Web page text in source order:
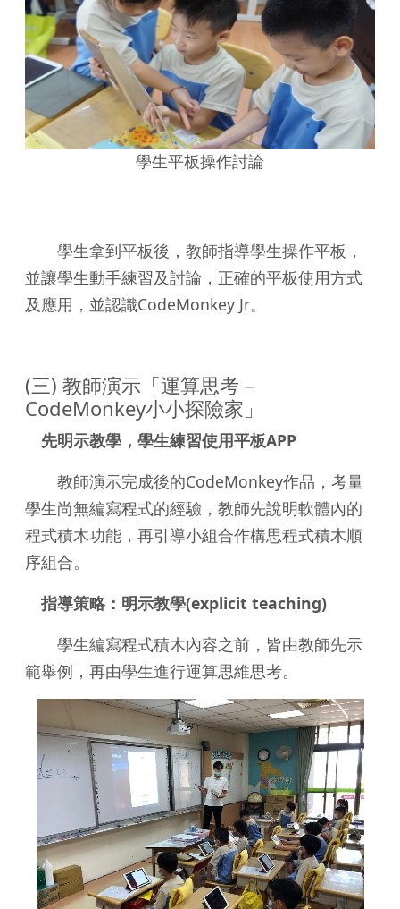
學生平板操作討論
學生拿到平板後，教師指導學生操作平板，
並讓學生動手練習及討論，正確的平板使用方式
及應用，並認識CodeMonkey Jr。
(三) 教師演示「運算思考－
CodeMonkey小小探險家」
先明示教學，學生練習使用平板APP
教師演示完成後的CodeMonkey作品，考量
學生尚無編寫程式的經驗，教師先說明軟體內的
程式積木功能，再引導小組合作構思程式積木順
序組合。
指導策略：明示教學(explicit teaching)
學生編寫程式積木內容之前，皆由教師先示
範舉例，再由學生進行運算思維思考。